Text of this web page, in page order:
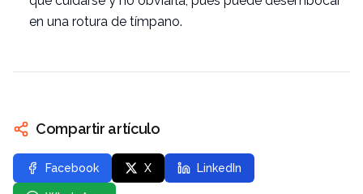
en una rotura de tímpano.
Compartir artículo
Facebook X LinkedIn